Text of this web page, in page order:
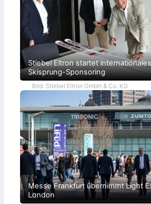
Stiebel Eltron startet internationales
Skisprung-Sponsoring
Bild: Stiebel Eltron GmbH & Co. KG
Messe Frankfurt übernimmt Light
London